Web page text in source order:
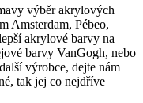
výběr akrylových
Amsterdam, Pébeo,
akrylové barvy na
barvy VanGogh, nebo
výrobce, dejte nám
tak jej co nejdříve